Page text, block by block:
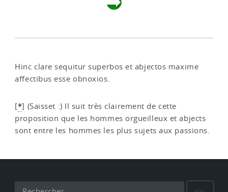
Hinc clare sequitur superbos et abjectos maxime
affectibus esse obnoxios.
[*] (Saisset :) Il suit très clairement de cette
proposition que les hommes orgueilleux et abjects
sont entre les hommes les plus sujets aux passions.